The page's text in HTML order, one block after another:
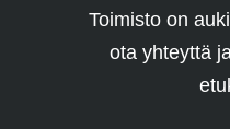
Toimisto on
ota yhteyttä